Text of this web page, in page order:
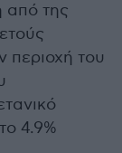
από της
περιοχή του
4.9%